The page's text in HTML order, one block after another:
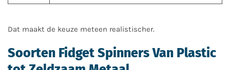
Dat maakt de keuze meteen realistischer.
Soorten Fidget Spinners Van Plastic